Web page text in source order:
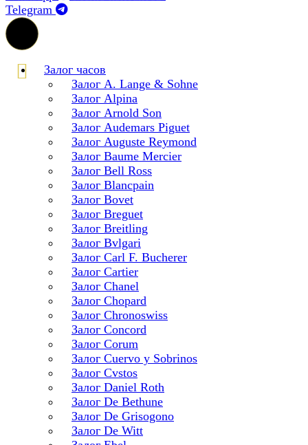
Telegram
Залог часов
Залог A. Lange & Sohne
Залог Alpina
Залог Arnold Son
Залог Audemars Piguet
Залог Auguste Reymond
Залог Baume Mercier
Залог Bell Ross
Залог Blancpain
Залог Bovet
Залог Breguet
Залог Breitling
Залог Bvlgari
Залог Carl F. Bucherer
Залог Cartier
Залог Chanel
Залог Chopard
Залог Chronoswiss
Залог Concord
Залог Corum
Залог Cuervo y Sobrinos
Залог Cvstos
Залог Daniel Roth
Залог De Bethune
Залог De Grisogono
Залог De Witt